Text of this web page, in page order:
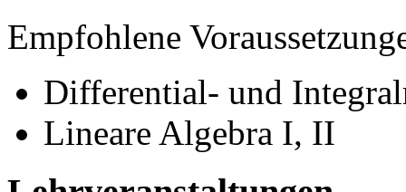
Empfohlene
Differential- und
Lineare Algebra I, II